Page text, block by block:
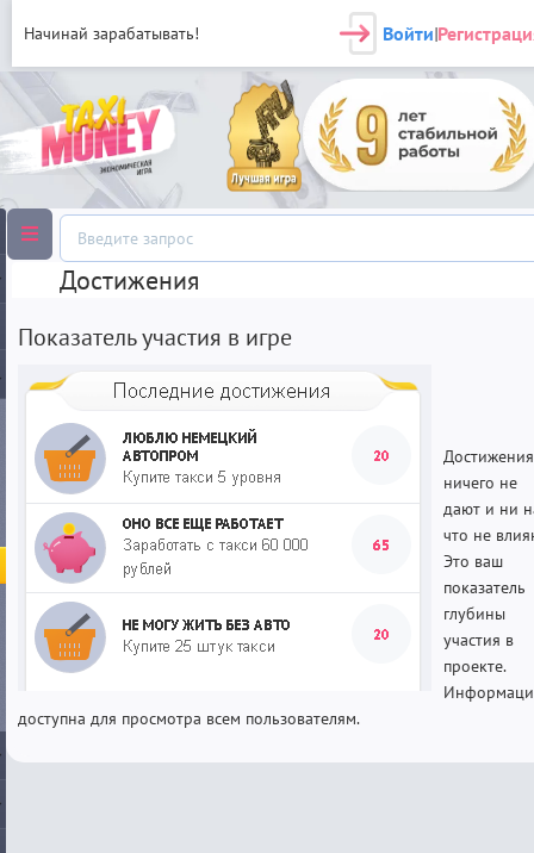
Начинай зарабатывать! Войти|
Достижения
Показатель участия в игре
Достижения
ничего не
дают и ни
что не
Это ваш
показатель
глубины
участия в
проекте.
доступна для просмотра всем пользователям.